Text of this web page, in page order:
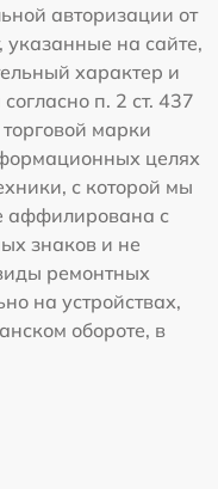
авторизации от
на сайте,
характер и
п. 2 ст. 437
марки
целях
с которой мы
аффилирована с
знаков и не
ремонтных
на устройствах,
обороте, в